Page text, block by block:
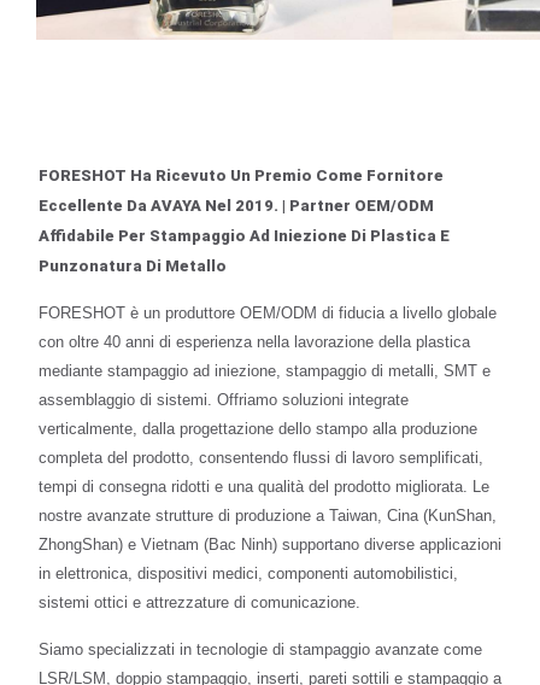
FORESHOT Ha Ricevuto Un Premio Come Fornitore
Eccellente Da AVAYA Nel 2019. | Partner OEM/ODM
Affidabile Per Stampaggio Ad Iniezione Di Plastica E
Punzonatura Di Metallo
FORESHOT è un produttore OEM/ODM di fiducia a livello globale
con oltre 40 anni di esperienza nella lavorazione della plastica
mediante stampaggio ad iniezione, stampaggio di metalli, SMT e
assemblaggio di sistemi. Offriamo soluzioni integrate
verticalmente, dalla progettazione dello stampo alla produzione
completa del prodotto, consentendo flussi di lavoro semplificati,
tempi di consegna ridotti e una qualità del prodotto migliorata. Le
nostre avanzate strutture di produzione a Taiwan, Cina (KunShan,
ZhongShan) e Vietnam (Bac Ninh) supportano diverse applicazioni
in elettronica, dispositivi medici, componenti automobilistici,
sistemi ottici e attrezzature di comunicazione.
Siamo specializzati in tecnologie di stampaggio avanzate come
LSR/LSM, doppio stampaggio, inserti, pareti sottili e stampaggio a